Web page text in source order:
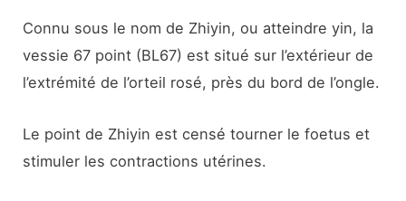
Connu sous le nom de Zhiyin, ou atteindre yin, la
vessie 67 point (BL67) est situé sur l’extérieur de
l’extrémité de l’orteil rosé, près du bord de l’ongle.
Le point de Zhiyin est censé tourner le foetus et
stimuler les contractions utérines.